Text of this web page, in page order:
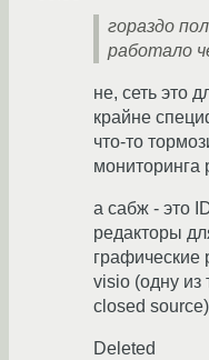
гораздо
работало
не, сеть это
крайне
что-то
мониторинга
а сабж - это
редакторы
графические
visio (одну из
closed source)
Deleted